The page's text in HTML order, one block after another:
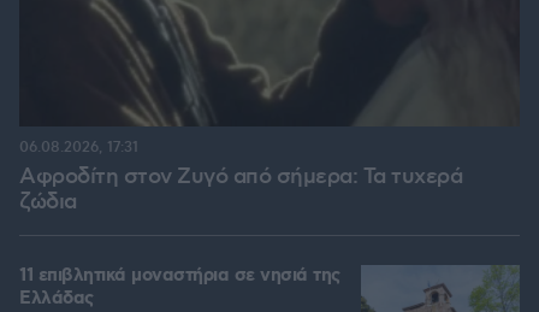
Αφροδίτη στον Ζυγό από σήμερα: Τα τυχερά
ζώδια
06.08.2026, 17:31
11 επιβλητικά μοναστήρια σε νησιά της
Ελλάδας